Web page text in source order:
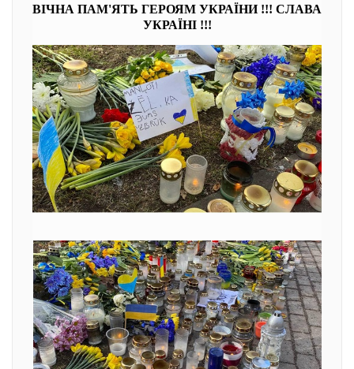
ВІЧНА ПАМ'ЯТЬ ГЕРОЯМ УКРАЇНИ !!! СЛАВА
УКРАЇНІ !!!